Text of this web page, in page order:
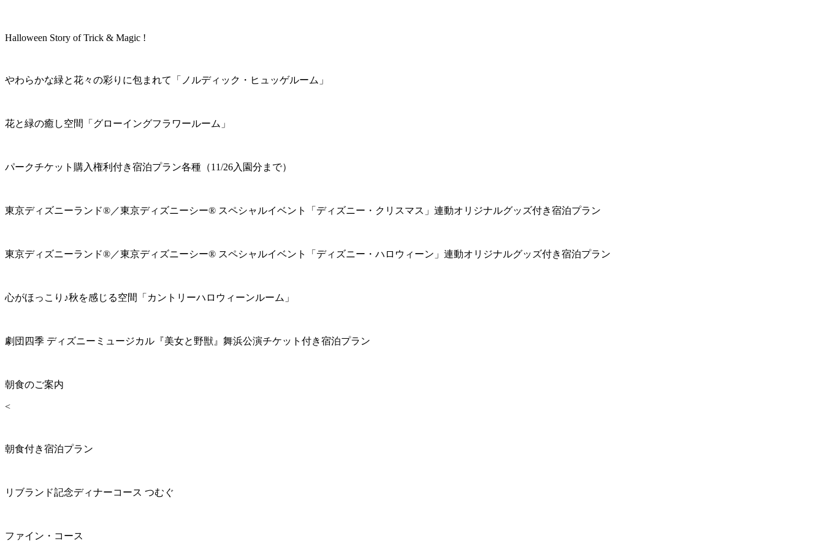
Halloween Story of Trick & Magic !
やわらかな緑と花々の彩りに包まれて「ノルディック・ヒュッゲルーム」
花と緑の癒し空間「グローイングフラワールーム」
パークチケット購入権利付き宿泊プラン各種（11/26入園分まで）
東京ディズニーランド®／東京ディズニーシー® スペシャルイベント「ディズニー・クリスマス」連動オリジナルグッズ付き宿泊プラン
東京ディズニーランド®／東京ディズニーシー® スペシャルイベント「ディズニー・ハロウィーン」連動オリジナルグッズ付き宿泊プラン
心がほっこり♪秋を感じる空間「カントリーハロウィーンルーム」
劇団四季 ディズニーミュージカル『美女と野獣』舞浜公演チケット付き宿泊プラン
朝食のご案内
<
朝食付き宿泊プラン
リブランド記念ディナーコース つむぐ
ファイン・コース